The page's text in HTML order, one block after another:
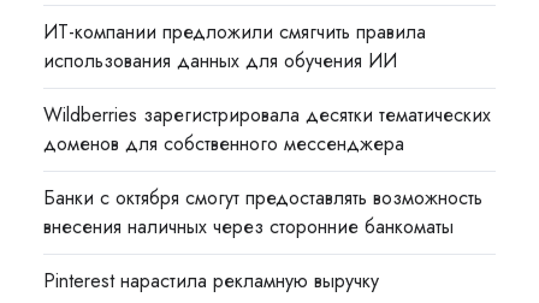
ИТ-компании предложили смягчить правила
использования данных для обучения ИИ
Wildberries зарегистрировала десятки тематических
доменов для собственного мессенджера
Банки с октября смогут предоставлять возможность
внесения наличных через сторонние банкоматы
Pinterest нарастила рекламную выручку